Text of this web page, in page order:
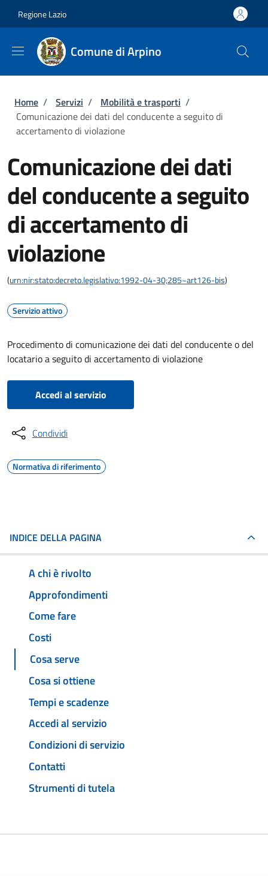
Regione Lazio
Comune di Arpino
Briciole di pane
Home / Servizi / Mobilità e trasporti /
Comunicazione dei dati del conducente a seguito di
accertamento di violazione
Comunicazione dei dati
del conducente a seguito
di accertamento di
violazione
(urn:nir:stato:decreto.legislativo:1992-04-30;285~art126-bis)
Servizio attivo
Procedimento di comunicazione dei dati del conducente o del
locatario a seguito di accertamento di violazione
Accedi al servizio
Condividi
Normativa di riferimento
INDICE DELLA PAGINA
A chi è rivolto
Approfondimenti
Come fare
Costi
Cosa serve
Cosa si ottiene
Tempi e scadenze
Accedi al servizio
Condizioni di servizio
Contatti
Strumenti di tutela